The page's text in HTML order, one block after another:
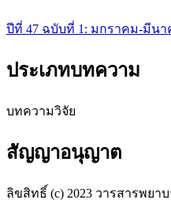
ปีที่ 47 ฉบับที่ 1: มกราคม-มีนา
ประเภทบทความ
บทความวิจัย
สัญญาอนุญาต
ลิขสิทธิ์ (c) 2023 วารสารพย